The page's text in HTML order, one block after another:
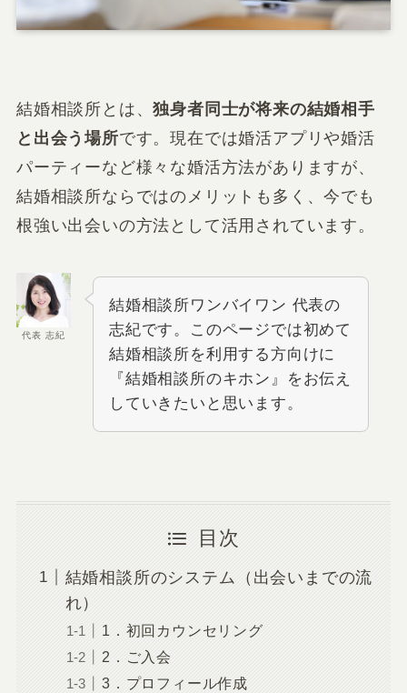
結婚相談所とは、独身者同士が将来の結婚相手
と出会う場所です。現在では婚活アプリや婚活
パーティーなど様々な婚活方法がありますが、
結婚相談所ならではのメリットも多く、今でも
根強い出会いの方法として活用されています。
代表 志紀
結婚相談所ワンバイワン 代表の
志紀です。このページでは初めて
結婚相談所を利用する方向けに
『結婚相談所のキホン』をお伝え
していきたいと思います。
目次
結婚相談所のシステム（出会いまでの流
れ）
1．初回カウンセリング
2．ご入会
3．プロフィール作成